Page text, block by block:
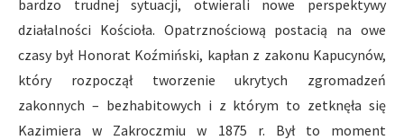
bardzo trudnej sytuacji, otwierali nowe perspektywy
działalności Kościoła. Opatrznościową postacią na owe
czasy był Honorat Koźmiński, kapłan z zakonu Kapucynów,
który rozpoczął tworzenie ukrytych zgromadzeń
zakonnych – bezhabitowych i z którym to zetknęła się
Kazimiera w Zakroczmiu w 1875 r. Był to moment